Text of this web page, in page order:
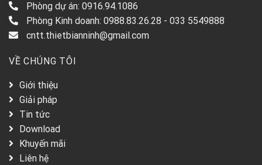
Phòng dự án: 0916.94.1086
Phòng Kinh doanh: 0988.83.26.28 - 033 5549888
cntt.thietbianninh@gmail.com
VỀ CHÚNG TÔI
Giới thiệu
Giải pháp
Tin tức
Download
Khuyến mãi
Liên hệ